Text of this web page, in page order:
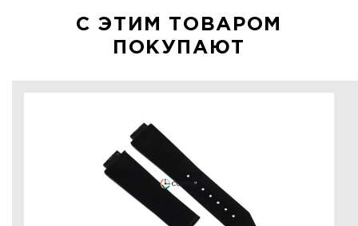
С ЭТИМ ТОВАРОМ
ПОКУПАЮТ